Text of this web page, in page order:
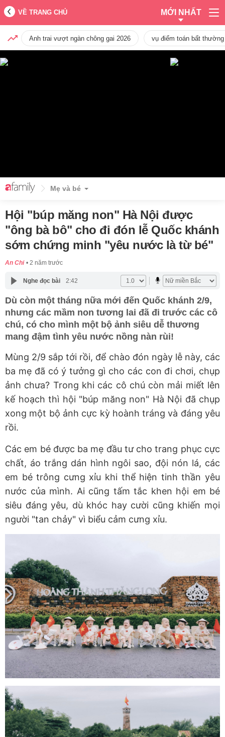
VỀ TRANG CHỦ MỚI NHẤT
Anh trai vượt ngàn chông gai 2026 vụ điểm toán bất
Mẹ và bé
Hội "búp măng non" Hà Nội được
"ông bà bô" cho đi đón lễ Quốc khánh
sớm chứng minh "yêu nước là từ bé"
An Chi 2 năm trước
Nghe đọc bài 2:42
Dù còn một tháng nữa mới đến Quốc khánh 2/9,
nhưng các mầm non tương lai đã đi trước các cô
chú, có cho mình một bộ ảnh siêu dễ thương
mang đậm tình yêu nước nồng nàn rùi!
Mùng 2/9 sắp tới rồi, để chào đón ngày lễ này, các
ba mẹ đã có ý tưởng gì cho các con đi chơi, chụp
ảnh chưa? Trong khi các cô chú còn mải miết lên
kế hoạch thì hội "búp măng non" Hà Nội đã chụp
xong một bộ ảnh cực kỳ hoành tráng và đáng yêu
rồi.
Các em bé được ba mẹ đầu tư cho trang phục cực
chất, áo trắng dán hình ngôi sao, đội nón lá, các
em bé trông cưng xỉu khi thể hiện tinh thần yêu
nước của mình. Ai cũng tấm tắc khen hội em bé
siêu đáng yêu, dù khóc hay cười cũng khiến mọi
người "tan chảy" vì biểu cảm cưng xỉu.